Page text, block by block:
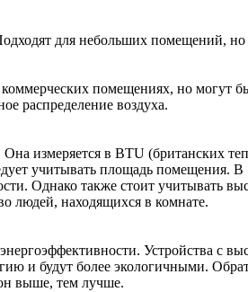
для небольших помещений, но
помещениях, но могут
распределение воздуха.
измеряется в BTU (британских
учитывать площадь помещения. В
Однако также стоит учитывать
людей, находящихся в комнате.
Устройства с
и будут более экологичными.
выше, тем лучше.